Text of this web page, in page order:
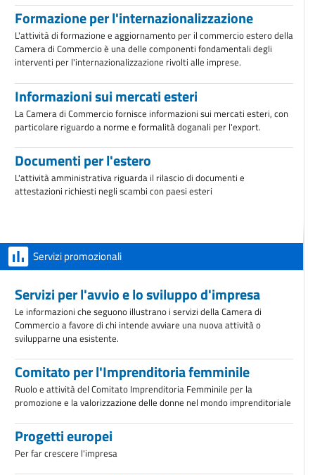
Formazione per l'internazionalizzazione
L'attività di formazione e aggiornamento per il commercio estero della
Camera di Commercio è una delle componenti fondamentali degli
interventi per l'internazionalizzazione rivolti alle imprese.
Informazioni sui mercati esteri
La Camera di Commercio fornisce informazioni sui mercati esteri, con
particolare riguardo a norme e formalità doganali per l'export.
Documenti per l'estero
L'attività amministrativa riguarda il rilascio di documenti e
attestazioni richiesti negli scambi con paesi esteri
Servizi promozionali
Servizi per l'avvio e lo sviluppo d'impresa
Le informazioni che seguono illustrano i servizi della Camera di
Commercio a favore di chi intende avviare una nuova attività o
svilupparne una esistente.
Comitato per l'Imprenditoria femminile
Ruolo e attività del Comitato Imprenditoria Femminile per la
promozione e la valorizzazione delle donne nel mondo imprenditoriale
Progetti europei
Per far crescere l'impresa